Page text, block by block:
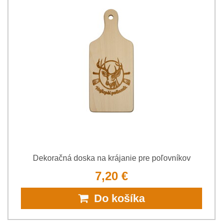
Dekoračná doska na krájanie pre poľovníkov
7,20 €
Do košíka